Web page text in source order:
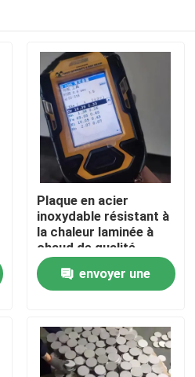
Plaque en acier
inoxydable résistant à
la chaleur laminée à
chaud de qualité
253MA / S30815 avec
surface de décapage
envoyer une